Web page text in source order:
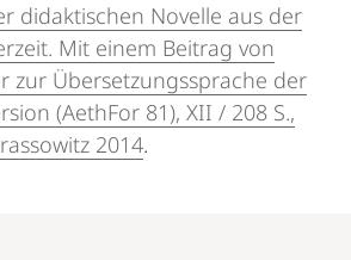
didaktischen Novelle aus der
Mit einem Beitrag von
zur Übersetzungssprache der
(AethFor 81), XII / 208 S.,
2014.